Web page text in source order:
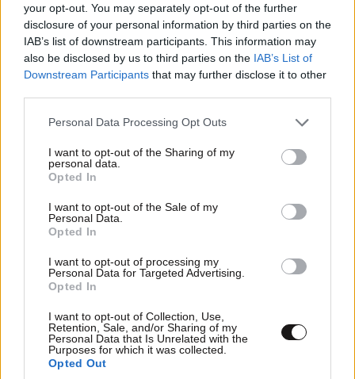
your opt-out. You may separately opt-out of the further
disclosure of your personal information by third parties on the
IAB’s list of downstream participants. This information may
also be disclosed by us to third parties on the IAB’s List of
Downstream Participants that may further disclose it to other
Please note that this website/app uses one or more Google
not limited to your visit or usage behaviour. You may click to
grant or deny consent to Google and its third-party tags to
use your data for below specified purposes in below Google
consent section.
Personal Data Processing Opt Outs
I want to opt-out of the Sharing of my
personal data.
Opted In
I want to opt-out of the Sale of my
Personal Data.
Opted In
I want to opt-out of processing my
Personal Data for Targeted Advertising.
Opted In
I want to opt-out of Collection, Use,
Retention, Sale, and/or Sharing of my
Personal Data that Is Unrelated with the
Purposes for which it was collected.
Opted Out
Κρίση στο Μπρουνέι: Ο σουλτάνος αφαίρεσε
όλους τους τίτλους της νύφης του χωρίς καμία
εξήγηση
και μάθετε πρώτοι όλες τις ειδήσεις